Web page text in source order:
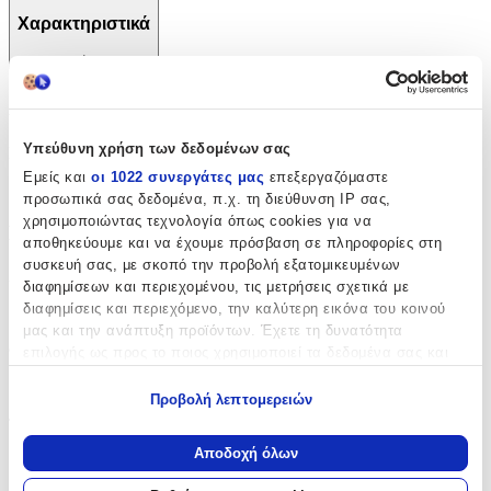
Υπεύθυνη χρήση των δεδομένων σας
Εμείς και οι 1022 συνεργάτες μας επεξεργαζόμαστε
προσωπικά σας δεδομένα, π.χ. τη διεύθυνση IP σας,
χρησιμοποιώντας τεχνολογία όπως cookies για να
αποθηκεύουμε και να έχουμε πρόσβαση σε πληροφορίες στη
συσκευή σας, με σκοπό την προβολή εξατομικευμένων
διαφημίσεων και περιεχομένου, τις μετρήσεις σχετικά με
διαφημίσεις και περιεχόμενο, την καλύτερη εικόνα του κοινού
μας και την ανάπτυξη προϊόντων. Έχετε τη δυνατότητα
Να συλλέξουμε πληροφορίες σχετικά με τη γεωγραφική
σας τοποθεσία, οι οποίες μπορεί να είναι ακριβείς σε
απόσταση μερικών μέτρων
Προβολή λεπτομερειών
Αποδοχή όλων
Χαρακτηριστικά
+
Χαρακτηριστικά
Κατασκευαστής:
Eco Chic
Βασικά Χαρακτηριστικά
Χρώμα:
Γκρι